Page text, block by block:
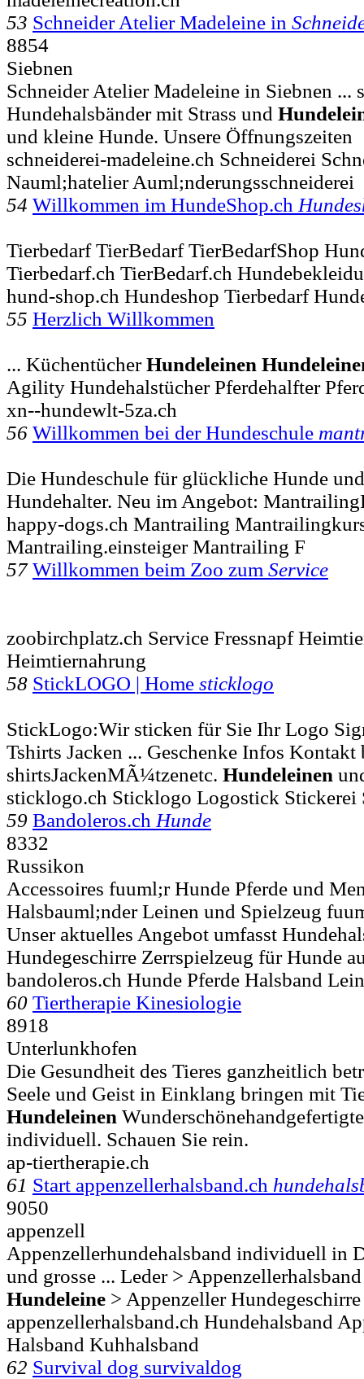
53 Schneider Atelier Madeleine in
8854
Siebnen
Schneider Atelier Madeleine in Siebnen ...
Hundehalsbänder mit Strass und
und kleine Hunde. Unsere Öffnungszeiten
schneiderei-madeleine.ch Schneiderei
Nauml;hatelier Auml;nderungsschneiderei
54 Willkommen im HundeShop.ch
Tierbedarf TierBedarf TierBedarfShop
Tierbedarf.ch TierBedarf.ch
hund-shop.ch Hundeshop Tierbedarf
55 Herzlich Willkommen
... KüchentücherHundeleinen
Agility Hundehalstücher Pferdehalfter
xn--hundewlt-5za.ch
56 Willkommen bei der Hundeschule
Die Hundeschule für glückliche Hunde
Hundehalter. Neu im Angebot:
happy-dogs.ch Mantrailing
Mantrailing.einsteiger Mantrailing F
57 Willkommen beim Zoo zum Service
zoobirchplatz.ch Service Fressnapf
Heimtiernahrung
58 StickLOGO | Home sticklogo
StickLogo:Wir sticken für Sie Ihr Logo
Tshirts Jacken ... Geschenke Infos Kontakt
shirtsJackenMÃ¼tzenetc. Hundeleinen
sticklogo.ch Sticklogo Logostick Stickerei
59 Bandoleros.ch Hunde
8332
Russikon
Accessoires fuuml;r Hunde Pferde und
Halsbauml;nder Leinen und Spielzeug
Unser aktuelles Angebot umfasst
Hundegeschirre Zerrspielzeug für Hunde
bandoleros.ch Hunde Pferde Halsband
60 Tiertherapie Kinesiologie
8918
Unterlunkhofen
Die Gesundheit des Tieres ganzheitlich
Seele und Geist in Einklang bringen mit
Hundeleinen
individuell. Schauen Sie rein.
ap-tiertherapie.ch
61 Start appenzellerhalsband.ch
9050
appenzell
Appenzellerhundehalsband individuell in
und grosse ... Leder >
Hundeleine > Appenzeller
appenzellerhalsband.ch Hundehalsband
Halsband Kuhhalsband
62 Survival dog survivaldog